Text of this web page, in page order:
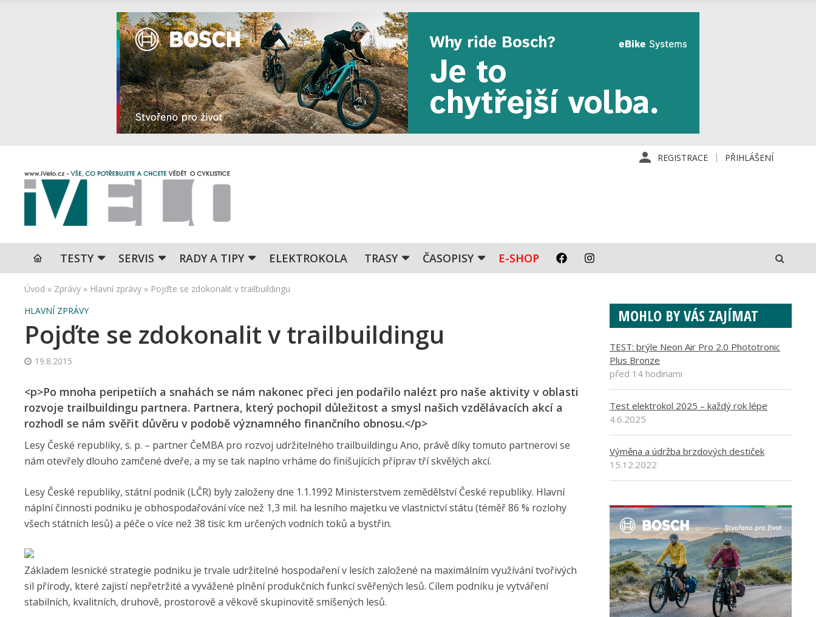
REGISTRACE PŘIHLÁŠENÍ
TESTY SERVIS RADY A TIPY ELEKTROKOLA TRASY ČASOPISY E-SHOP
Úvod » Zprávy » Hlavní zprávy » Pojďte se zdokonalit v trailbuildingu
HLAVNÍ ZPRÁVY
Pojďte se zdokonalit v trailbuildingu
19.8.2015
<p>Po mnoha peripetiích a snahách se nám nakonec přeci jen podařilo nalézt pro naše aktivity v oblasti
rozvoje trailbuildingu partnera. Partnera, který pochopil důležitost a smysl našich vzdělávacích akcí a
rozhodl se nám svěřit důvěru v podobě významného finančního obnosu.</p>
Lesy České republiky, s. p. – partner ČeMBA pro rozvoj udržitelného trailbuildingu Ano, právě díky tomuto partnerovi se
nám otevřely dlouho zamčené dveře, a my se tak naplno vrháme do finišujících příprav tří skvělých akcí.
Lesy České republiky, státní podnik (LČR) byly založeny dne 1.1.1992 Minis­terstvem zemědělství České republiky. Hlavní
náplní činnosti podniku je obhospodařování více než 1,3 mil. ha lesního majetku ve vlastnictví státu (téměř 86 % rozlohy
všech státních lesů) a péče o více než 38 tisíc km určených vodních toků a bystřin.
Základem lesnické strategie podniku je trvale udržitelné hospodaření v lesích založené na maximálním využívání tvořivých
sil přírody, které zajistí nepřetržité a vyvážené plnění produkčních funkcí svěřených lesů. Cílem podniku je vytváření
stabilních, kvalitních, druhově, prostorově a věkově skupinovitě smíšených lesů.
MOHLO BY VÁS ZAJÍMAT
TEST: brýle Neon Air Pro 2.0 Phototronic
Plus Bronze
před 14 hodinami
Test elektrokol 2025 – každý rok lépe
4.6.2025
Výměna a údržba brzdových destiček
15.12.2022